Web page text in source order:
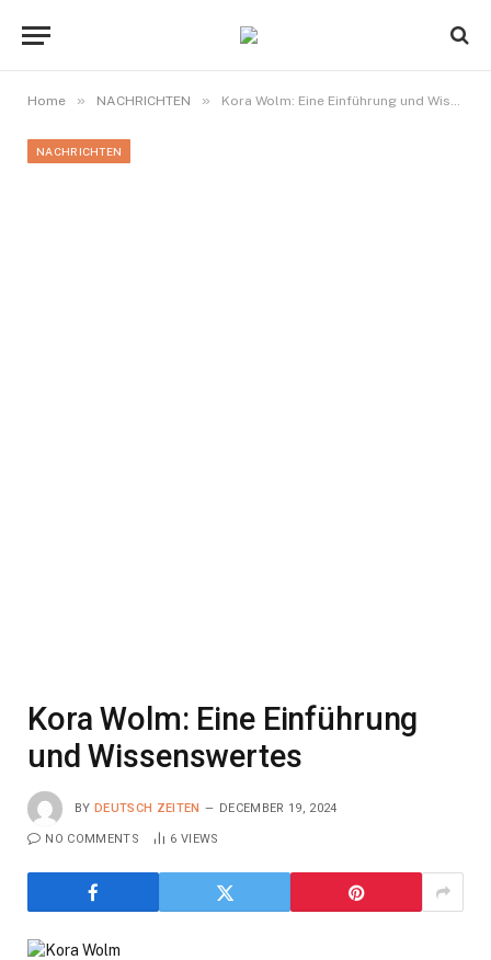
Home » NACHRICHTEN » Kora Wolm: Eine Einführung und Wissenswertes
NACHRICHTEN
Kora Wolm: Eine Einführung
und Wissenswertes
BY DEUTSCH ZEITEN DECEMBER 19, 2024
NO COMMENTS 6 VIEWS